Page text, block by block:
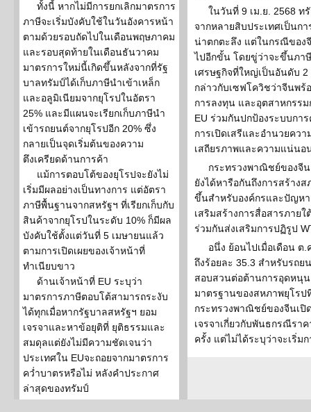
ทั้งนี้ หากไม่มีการยกเลิกมาตรการ
ภาษีจะเริ่มบังคับใช้ในวันอังคารหน้า
ตามด้วยรอบถัดไปในเดือนพฤษภาคม
และรอบสุดท้ายในเดือนธันวาคม
มาตรการใหม่นี้เกิดขึ้นหลังจากที่รัฐ
บาลทรัมป์ได้เก็บภาษีนำเข้าเหล็ก
และอลูมิเนียมจากยุโรปในอัตรา
25% และมีแผนจะเรียกเก็บภาษีนำ
เข้ารถยนต์จากยุโรปอีก 20% ซึ่ง
กลายเป็นจุดเริ่มต้นของความ
ตึงเครียดด้านการค้า
แม้การตอบโต้ของยุโรปจะยังไม่
เริ่มมีผลอย่างเป็นทางการ แต่อัตรา
ภาษีพื้นฐานจากสหรัฐฯ ที่เรียกเก็บกับ
สินค้าจากยุโรปในระดับ 10% ก็มีผล
บังคับใช้ตั้งแต่วันที่ 5 เมษายนแล้ว
ตามการเปิดเผยของเจ้าหน้าที่
ทำเนียบขาว
ด้านเจ้าหน้าที่ EU ระบุว่า
มาตรการภาษีตอบโต้สามารถระงับ
ได้ทุกเมื่อหากรัฐบาลสหรัฐฯ ยอม
เจรจาและหาข้อยุติที่ ยุติธรรมและ
สมดุลแต่ยังไม่มีความชัดเจนว่า
ประเทศใน EUจะถอยจากมาตรการ
คว่ำบาตรหรือไม่ หลังคำประกาศ
ล่าสุดของทรัมป์
ในวันที่ 9 เม.ย. 2568 ท
จากหลายสิบประเทศเป็นก
น่าตกตะลึง แต่ในกรณีของ
ไปอีกขั้น โดยขู่ว่าจะขึ้นภา
เศรษฐกิจที่ใหญ่เป็นอันดับ
กล่าวกับเซฟโควิชว่าจีนพร้
การลงทุน และอุตสาหกรรม
EU ร่วมกันปกป้องระบบก
การเปิดเสรีและอำนวยคว
เสถียรภาพและความแน่นอ
กระทรวงพาณิชย์ของจี
ยังได้หารือกันถึงการสร้าง
ขึ้นสำหรับองค์กรและปัญหา
เสริมสร้างการสื่อสารภาย
ร่วมกันส่งเสริมการปฏิรูป
อนึ่ง ย้อนไปเมื่อเดือน ต
ถึงร้อยละ 35.3 สำหรับรถ
สอบสวนต่อต้านการอุดหนุ
มาตรฐานของสหภาพยุโรป
กระทรวงพาณิชย์ของจีนเปิ
เจรจาเกี่ยวกับพันธกรณีรา
ครั้ง แต่ไม่ได้ระบุว่าจะเริ่มก